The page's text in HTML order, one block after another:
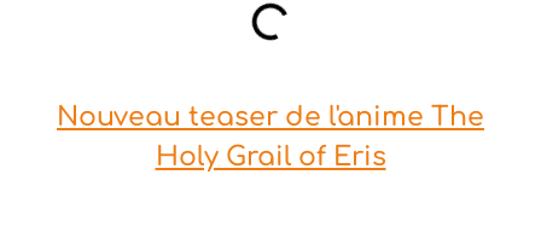
Nouveau teaser de l'anime The
Holy Grail of Eris